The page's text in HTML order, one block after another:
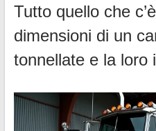
Tutto quello che
dimensioni di un
tonnellate e la loro